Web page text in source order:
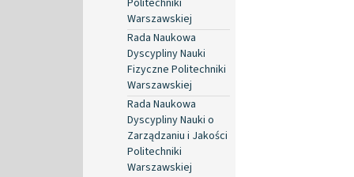
Warszawskiej
Rada Naukowa
Dyscypliny Nauki
Fizyczne Politechniki
Warszawskiej
Rada Naukowa
Dyscypliny Nauki o
Zarządzaniu i Jakości
Politechniki
Warszawskiej